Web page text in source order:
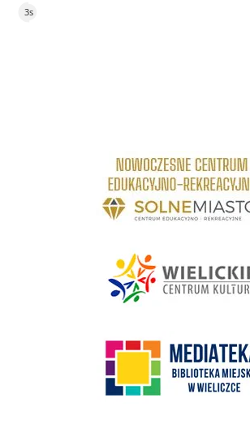
2s
link do strony Centrum Edukacyjno